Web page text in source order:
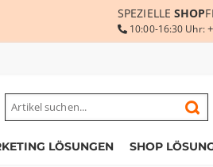
SPEZIELLE SHOP
10:00-16:30 Uhr:
LÖSUNGEN SHOP